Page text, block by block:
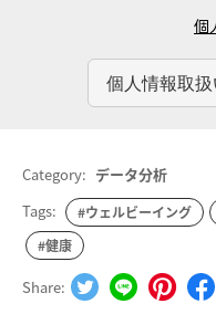
個
Category: データ分析
Tags:
#ウェルビーイング
#健康
Share: